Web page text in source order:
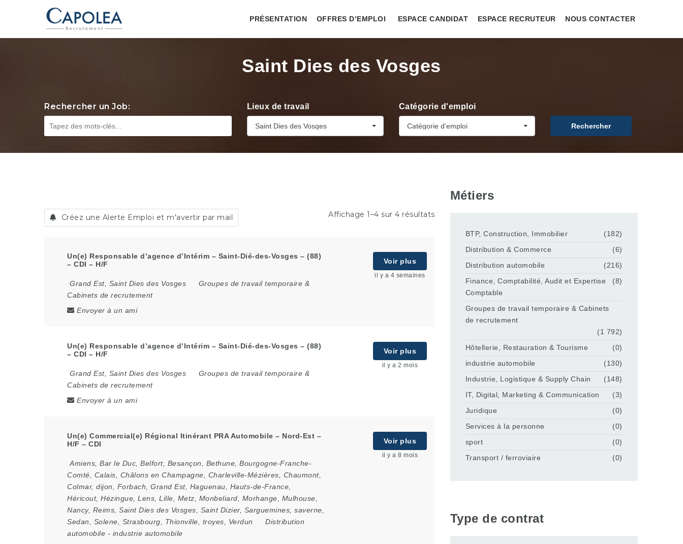
PRÉSENTATION OFFRES D’EMPLOI ESPACE CANDIDAT ESPACE RECRUTEUR NOUS CONTACTER
Saint Dies des Vosges
Rechercher un Job: Lieux de travail
Saint Dies des Vosges
Catégorie d'emploi
Catégorie d’emploi Rechercher
Créez une Alerte Emploi et m'avertir par mail Affichage 1–4 sur 4 résultats
Un(e) Responsable d’agence d’Intérim – Saint-Dié-des-Vosges – (88)
– CDI – H/F
Grand Est, Saint Dies des Vosges
Groupes de travail temporaire &
Cabinets de recrutement
Envoyer à un ami
Voir plus
il y a 4 semaines
Un(e) Responsable d’agence d’Intérim – Saint-Dié-des-Vosges – (88)
– CDI – H/F
Grand Est, Saint Dies des Vosges
Groupes de travail temporaire &
Cabinets de recrutement
Envoyer à un ami
Voir plus
il y a 2 mois
Un(e) Commercial(e) Régional Itinérant PRA Automobile – Nord-Est –
H/F – CDI
Amiens Bar le Duc Belfort, Besançon Bethune Bourgogne-Franche-
Comté
Calais Châlons en Champagne Charleville-Mézières Chaumont,
Colmar, dijon Forbach Grand Est, Haguenau Hauts-de-France
Héricout, Hézingue Lens Lille Metz Monbeliard Morhange Mulhouse
Nancy, Reims Saint Dies des Vosges Saint Dizier, Sarguemines saverne
Sedan
Solene Strasbourg Thionville troyes Verdun
Distribution
automobile - industrie automobile
Voir plus
il y a 8 mois
Métiers
BTP, Construction, Immobilier
(182)
Distribution & Commerce
(6)
Distribution automobile
(216)
Finance, Comptabilité, Audit et Expertise
Comptable
(8)
Groupes de travail temporaire & Cabinets
de recrutement
(1 792)
Hôtellerie, Restauration & Tourisme
(0)
industrie automobile
(130)
Industrie, Logistique & Supply Chain
(148)
IT, Digital, Marketing & Communication
(3)
Juridique
(0)
Services à la personne
(0)
sport
(0)
Transport / ferroviaire
(0)
Type de contrat